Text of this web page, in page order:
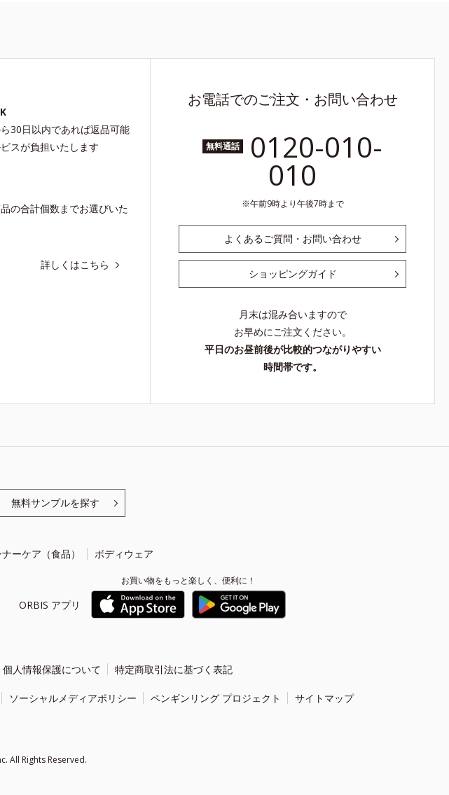
30日以内であれば返品可能
スが負担いたします
の合計個数までお選びいた
詳しくはこちら
お電話でのご注文・お問い合わせ
無料通話 0120-010-
010
午前9時より午後7時まで
よくあるご質問・お問い合わせ
ショッピングガイド
月末は混み合いますので
お早めにご注文ください。
平日のお昼前後が比較的つながりやすい
時間帯です。
無料サンプルを探す
ーケア（食品） ボディウェア
ORBIS アプリ
お買い物をもっと楽しく、便利に！
個人情報保護について 特定商取引法に基づく表記
ソーシャルメディアポリシー ペンギンリング プロジェクト サイトマップ
All Rights Reserved.